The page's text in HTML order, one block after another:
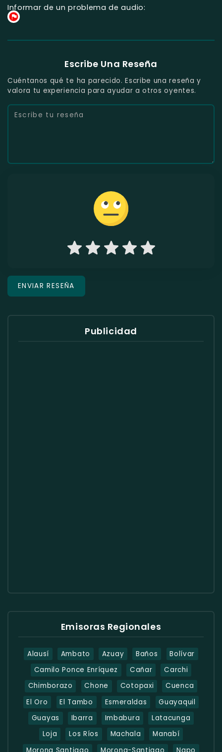
Informar de un problema de audio:
Escribe Una Reseña
Cuéntanos qué te ha parecido. Escribe una reseña y
valora tu experiencia para ayudar a otros oyentes.
Publicidad
Emisoras Regionales
Alausí Ambato Azuay Baños
Bolívar
Camilo Ponce Enríquez
Cañar
Carchi
Chimborazo
Chone Cotopaxi
Cuenca
El Oro
El Tambo Esmeraldas
Guayaquil
Guayas
Ibarra Imbabura
Latacunga
Loja
Los Ríos Machala
Manabí
Morona Santiago
Morona-Santiago Napo